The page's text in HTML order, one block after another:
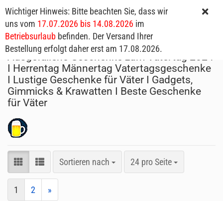
Wichtiger Hinweis: Bitte beachten Sie, dass wir
uns vom 17.07.2026 bis 14.08.2026 im
Betriebsurlaub befinden. Der Versand Ihrer
Bestellung erfolgt daher erst am 17.08.2026.
Ausgefallene Geschenke zum Vatertag 2024
I Herrentag Männertag Vatertagsgeschenke
I Lustige Geschenke für Väter I Gadgets,
Gimmicks & Krawatten I Beste Geschenke
für Väter
Sortieren nach 24 pro Seite
1 2 »